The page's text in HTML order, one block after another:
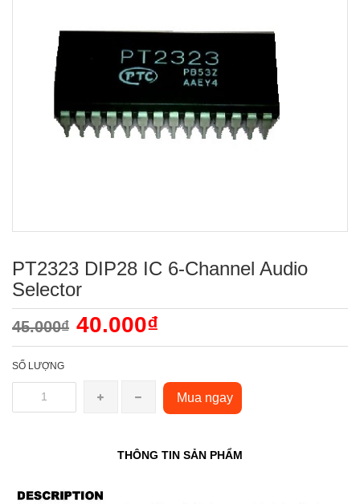
PT2323 DIP28 IC 6-Channel Audio
Selector
45.000₫ 40.000₫
SỐ LƯỢNG
Mua ngay
THÔNG TIN SẢN PHẨM